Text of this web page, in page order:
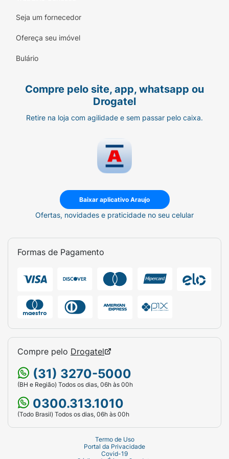
princípio ativo Metronidazol presente em sua
inflamatórias que irão auxiliar no tratamento
Como aplicar o Rozex Metronidazol?
Para a aplicação do Rozex Metronidazol, é
indicado:
Lavar e secar bem a pele;
Aplicar uma camada fina do produto nas
Aplicar o produto duas vezes por dia, de
manhã e à noite, ou conforme orientação
médica;
Após a aplicação do produto, poderá
utilizar cosméticos não comedogênicos e
Qual é a contraindicação do Rozex Gel?
Em caso de hipersensibilidade ao
metronidazol ou aos demais componentes
presentes na fórmula, o Rozex não deverá ser
o Rozex Gel?
são:
É importante evitar o contato com os olhos
e as membranas mucosas, como os lábios;
Seja um fornecedor
Ofereça seu imóvel
Bulário
Compre pelo site, app, whatsapp ou
Drogatel
Retire na loja com agilidade e sem passar pelo caixa.
Baixar aplicativo Araujo
Ofertas, novidades e praticidade no seu celular
Formas de Pagamento
Compre pelo Drogatel
(31) 3270-5000
(BH e Região) Todos os dias, 06h às 00h
0300.313.1010
(Todo Brasil) Todos os dias, 06h às 00h
Termo de Uso
Portal da Privacidade
Covid-19